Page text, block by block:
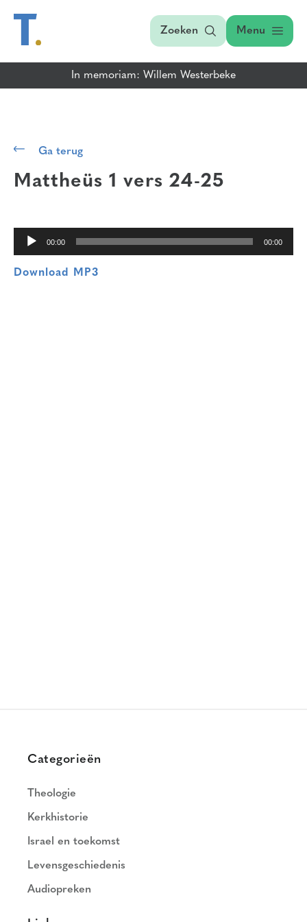
Zoeken Menu
In memoriam: Willem Westerbeke
Ga terug
Mattheüs 1 vers 24-25
00:00 00:00
Download MP3
Categorieën
Theologie
Kerkhistorie
Israel en toekomst
Levensgeschiedenis
Audiopreken